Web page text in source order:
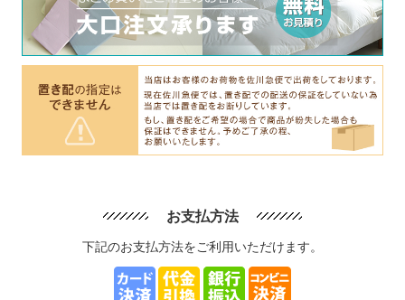
お支払方法
下記のお支払方法をご利用いただけます。